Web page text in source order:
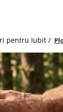
pentru Iubit /